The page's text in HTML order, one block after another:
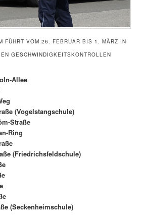
FÜHRT VOM 26. FEBRUAR BIS 1. MÄRZ IN
GESCHWINDIGKEITSKONTROLLEN D
Allee
(Vogelstangschule)
Straße
Ring
(Friedrichsfeldschule)
(Seckenheimschule)